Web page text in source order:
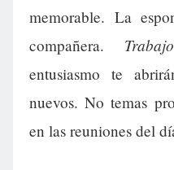
memorable. La
compañera.
entusiasmo te
nuevos. No temas
en las reuniones del